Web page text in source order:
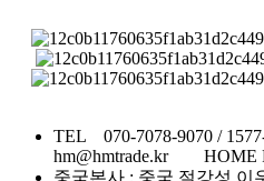
TEL 070-7078-9070 /
hm@hmtrade.kr HOME
중국본사 : 중국 절강성 이